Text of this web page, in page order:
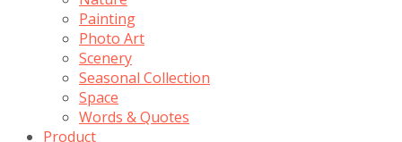
Painting
Photo Art
Scenery
Seasonal Collection
Space
Words & Quotes
Product